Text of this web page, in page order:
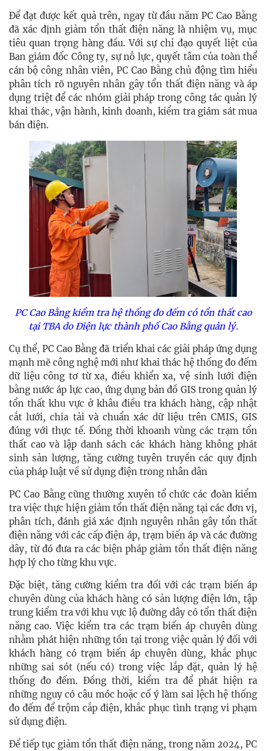
Để đạt được kết quả trên, ngay từ đầu năm PC Cao Bằng
đã xác định giảm tổn thất điện năng là nhiệm vụ, mục
tiêu quan trọng hàng đầu. Với sự chỉ đạo quyết liệt của
Ban giám đốc Công ty, sự nỗ lực, quyết tâm của toàn thể
cán bộ công nhân viên, PC Cao Bằng chủ động tìm hiểu
phân tích rõ nguyên nhân gây tổn thất điện năng và áp
dụng triệt để các nhóm giải pháp trong công tác quản lý
khai thác, vận hành, kinh doanh, kiểm tra giám sát mua
bán điện.
PC Cao Bằng kiểm tra hệ thống đo đếm có tổn thất cao
tại TBA do Điện lực thành phố Cao Bằng quản lý.
Cụ thể, PC Cao Bằng đã triển khai các giải pháp ứng dụng
mạnh mẽ công nghệ mới như khai thác hệ thống đo đếm
dữ liệu công tơ từ xa, điều khiển xa, vệ sinh lưới điện
bằng nước áp lực cao, ứng dụng bản đồ GIS trong quản lý
tổn thất khu vực ở khâu điều tra khách hàng, cập nhật
cắt lưới, chia tải và chuẩn xác dữ liệu trên CMIS, GIS
đúng với thực tế. Đồng thời khoanh vùng các trạm tổn
thất cao và lập danh sách các khách hàng không phát
sinh sản lượng, tăng cường tuyên truyền các quy định
của pháp luật về sử dụng điện trong nhân dân
PC Cao Bằng cũng thường xuyên tổ chức các đoàn kiểm
tra việc thực hiện giảm tổn thất điện năng tại các đơn vị,
phân tích, đánh giá xác định nguyên nhân gây tổn thất
điện năng với các cấp điện áp, trạm biến áp và các đường
dây, từ đó đưa ra các biện pháp giảm tổn thất điện năng
hợp lý cho từng khu vực.
Đặc biệt, tăng cường kiểm tra đối với các trạm biến áp
chuyên dùng của khách hàng có sản lượng điện lớn, tập
trung kiểm tra với khu vực lộ đường dây có tổn thất điện
năng cao. Việc kiểm tra các trạm biến áp chuyên dùng
nhằm phát hiện những tồn tại trong việc quản lý đối với
khách hàng có trạm biến áp chuyên dùng, khắc phục
những sai sót (nếu có) trong việc lắp đặt, quản lý hệ
thống đo đếm. Đồng thời, kiểm tra để phát hiện ra
những nguy có câu móc hoặc cố ý làm sai lệch hệ thống
đo đếm để trộm cắp điện, khắc phục tình trạng vi phạm
sử dụng điện.
Để tiếp tục giảm tổn thất điện năng, trong năm 2024, PC